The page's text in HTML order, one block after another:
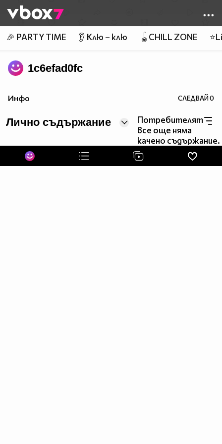
👾
🎉 PARTY TIME 👂 Клю – клю 🪀CHILL ZONE
1c6efad0fc
Инфо СЛЕДВАЙ0
Лично съдържание
Потребителят
все още няма
качено съдържание.